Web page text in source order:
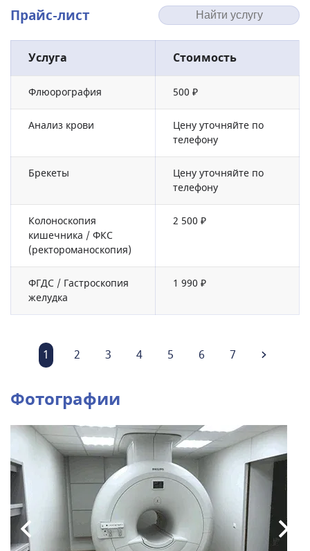
Прайс-лист
Услуга Стоимость
Флюорография 500 ₽
Анализ крови
Цену уточняйте по
телефону
Брекеты
Цену уточняйте по
телефону
Колоноскопия
кишечника / ФКС
(ректороманоскопия)
2 500 ₽
ФГДС / Гастроскопия
желудка
1 990 ₽
1 2 3 4 5 6 7
Фотографии